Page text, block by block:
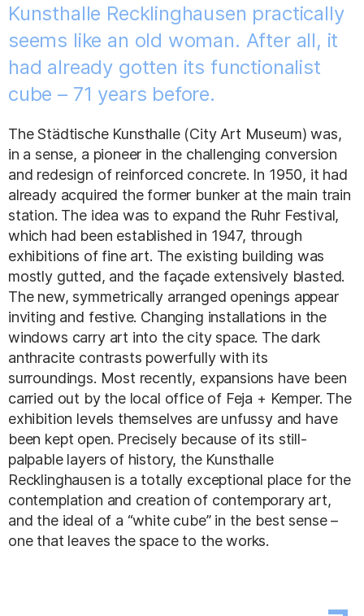
Kunsthalle Recklinghausen practically
seems like an old woman. After all, it
had already gotten its functionalist
cube – 71 years before.
The Städtische Kunsthalle (City Art Museum) was,
in a sense, a pioneer in the challenging conversion
and redesign of reinforced concrete. In 1950, it had
already acquired the former bunker at the main train
station. The idea was to expand the Ruhr Festival,
which had been established in 1947, through
exhibitions of fine art. The existing building was
mostly gutted, and the façade extensively blasted.
The new, symmetrically arranged openings appear
inviting and festive. Changing installations in the
windows carry art into the city space. The dark
anthracite contrasts powerfully with its
surroundings. Most recently, expansions have been
carried out by the local office of Feja + Kemper. The
exhibition levels themselves are unfussy and have
been kept open. Precisely because of its still-
palpable layers of history, the Kunsthalle
Recklinghausen is a totally exceptional place for the
contemplation and creation of contemporary art,
and the ideal of a “white cube” in the best sense –
one that leaves the space to the works.